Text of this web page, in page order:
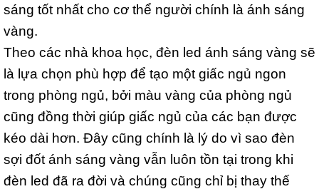
sáng tốt nhất cho cơ thể người chính là ánh sáng
vàng.
Theo các nhà khoa học, đèn led ánh sáng vàng sẽ
là lựa chọn phù hợp để tạo một giấc ngủ ngon
trong phòng ngủ, bởi màu vàng của phòng ngủ
cũng đồng thời giúp giấc ngủ của các bạn được
kéo dài hơn. Đây cũng chính là lý do vì sao đèn
sợi đốt ánh sáng vàng vẫn luôn tồn tại trong khi
đèn led đã ra đời và chúng cũng chỉ bị thay thế